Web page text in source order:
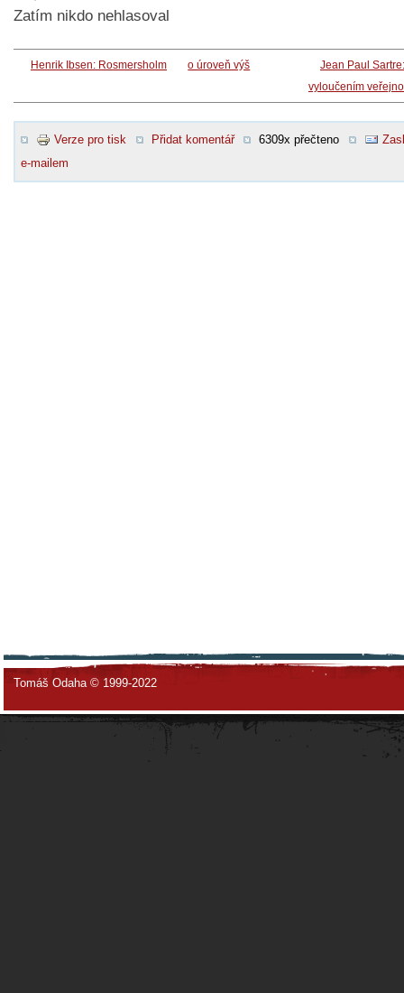
Zatím nikdo nehlasoval
Henrik Ibsen: Rosmersholm o úroveň výš
Jean Paul
vyloučením
Verze pro tisk Přidat komentář 6309x přečteno
e-mailem
Tomáš Odaha © 1999-2022